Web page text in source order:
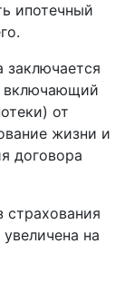
ипотечный
заключается
включающий
от
жизни и
договора
на